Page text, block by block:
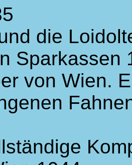
die
Sparkassen
von Wien.